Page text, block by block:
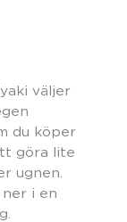
väljer
du köper
göra lite
ugnen.
i en